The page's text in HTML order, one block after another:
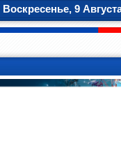
Воскресенье, 9